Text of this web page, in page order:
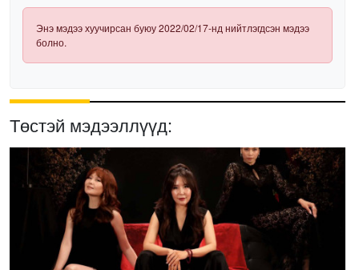
Энэ мэдээ хуучирсан буюу 2022/02/17-нд нийтлэгдсэн мэдээ
болно.
Төстэй мэдээллүүд: